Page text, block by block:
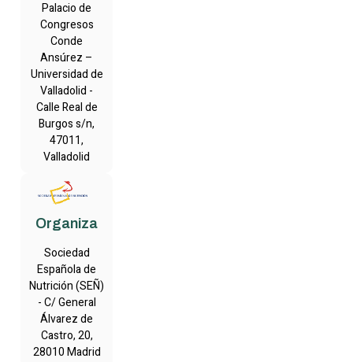
Palacio de
Congresos
Conde
Ansúrez –
Universidad de
Valladolid -
Calle Real de
Burgos s/n,
47011,
Valladolid
Organiza
Sociedad
Española de
Nutrición (SEÑ)
- C/ General
Álvarez de
Castro, 20,
28010 Madrid